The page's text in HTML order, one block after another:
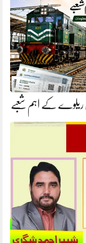
ریلوے کے اہم شعبے